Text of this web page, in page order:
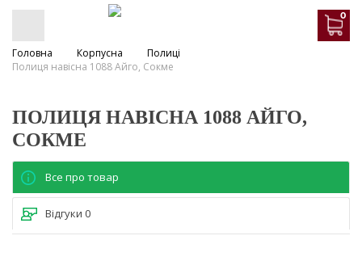
0
Головна Корпусна
Полиці
Полиця навісна 1088 Айго, Сокме
ПОЛИЦЯ НАВІСНА 1088 АЙГО,
СОКМЕ
Все про товар
Відгуки 0